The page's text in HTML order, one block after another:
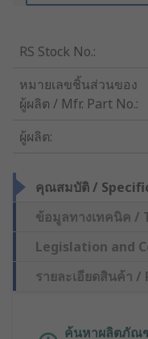
RS Stock No.:
หมายเลขชิ้นส่วนของ
ผู้ผลิต / Mfr. Part No.:
ผู้ผลิต:
คุณสมบัติ /
ข้อมูลทางเทคนิค /
Legislation and
รายละเอียดสินค้า
ค้นหาผลิตภัณ